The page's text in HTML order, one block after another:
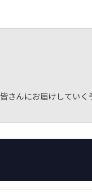
さんにお届けしていく